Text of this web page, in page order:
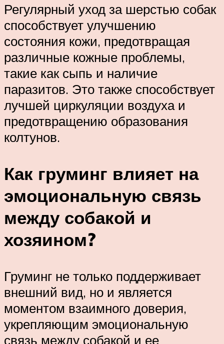
Регулярный уход за шерстью собак
способствует улучшению
состояния кожи, предотвращая
различные кожные проблемы,
такие как сыпь и наличие
паразитов. Это также способствует
лучшей циркуляции воздуха и
предотвращению образования
колтунов.
Как груминг влияет на
эмоциональную связь
между собакой и
хозяином?
Груминг не только поддерживает
внешний вид, но и является
моментом взаимного доверия,
укрепляющим эмоциональную
связь между собакой и ее